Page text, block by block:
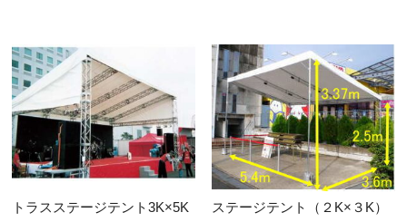
トラスステージテント3K×5K
ステージテント（２K×３K）